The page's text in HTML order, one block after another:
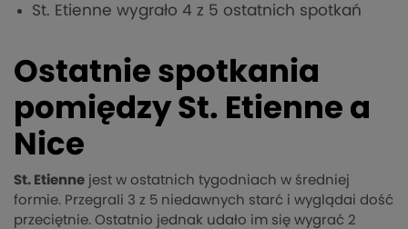
St. Etienne wygrało 4 z 5 ostatnich spotkań
Ostatnie spotkania
pomiędzy St. Etienne a
Nice
St. Etienne jest w ostatnich tygodniach w średniej
formie. Przegrali 3 z 5 niedawnych starć i wyglądai dość
przeciętnie. Ostatnio jednak udało im się wygrać 2